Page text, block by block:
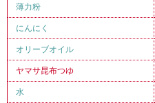
薄力粉
にんにく
オリーブオイル
ヤマサ昆布つゆ
水